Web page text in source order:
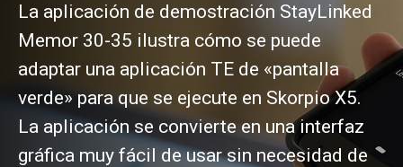
La aplicación de demostración StayLinked
Memor 30-35 ilustra cómo se puede
adaptar una aplicación TE de «pantalla
verde» para que se ejecute en Skorpio X5.
La aplicación se convierte en una interfaz
gráfica muy fácil de usar sin necesidad de